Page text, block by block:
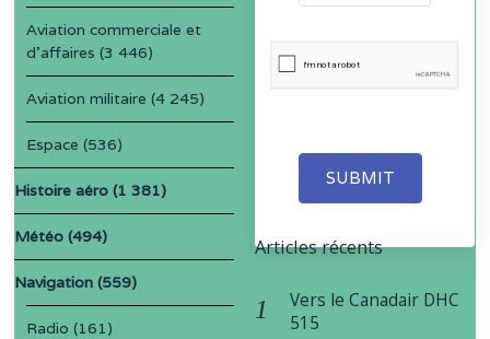
SUBMIT
Aviation commerciale et
d'affaires (3 446)
Aviation militaire (4 245)
Espace (536)
Histoire aéro (1 381)
Météo (494)
Navigation (559)
Radio (161)
Articles récents
Vers le Canadair DHC
515